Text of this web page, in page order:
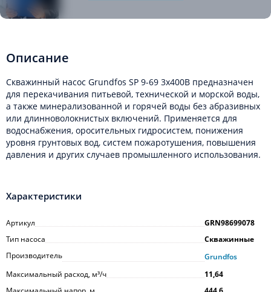
Описание
Скважинный насос Grundfos SP 9-69 3x400В предназначен
для перекачивания питьевой, технической и морской воды,
а также минерализованной и горячей воды без абразивных
или длинноволокнистых включений. Применяется для
водоснабжения, оросительных гидросистем, понижения
уровня грунтовых вод, систем пожаротушения, повышения
давления и других случаев промышленного использования.
Характеристики
Артикул
GRN98699078
Тип насоса
Скважинные
Производитель
Grundfos
Максимальный расход, м³/ч
11,64